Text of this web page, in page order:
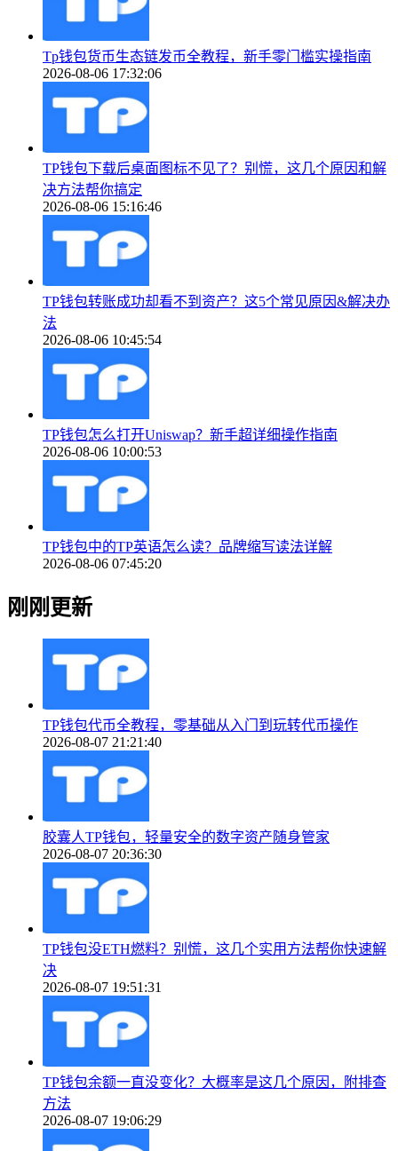
Tp钱包货币生态链发币全教程，新手零门槛实操指南
2026-08-06 17:32:06
TP钱包下载后桌面图标不见了？别慌，这几个原因和解
决方法帮你搞定
2026-08-06 15:16:46
TP钱包转账成功却看不到资产？这5个常见原因&解决办
法
2026-08-06 10:45:54
TP钱包怎么打开Uniswap？新手超详细操作指南
2026-08-06 10:00:53
TP钱包中的TP英语怎么读？品牌缩写读法详解
2026-08-06 07:45:20
刚刚更新
TP钱包代币全教程，零基础从入门到玩转代币操作
2026-08-07 21:21:40
胶囊人TP钱包，轻量安全的数字资产随身管家
2026-08-07 20:36:30
TP钱包没ETH燃料？别慌，这几个实用方法帮你快速解
决
2026-08-07 19:51:31
TP钱包余额一直没变化？大概率是这几个原因，附排查
方法
2026-08-07 19:06:29